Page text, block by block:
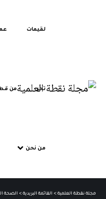
لقيمات
تحر من
من نحن
مجلة نقطة العلمية > القائمة البريدية > الصحة